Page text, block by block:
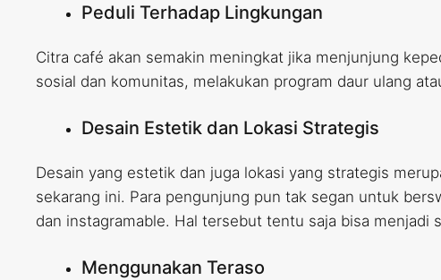
Peduli Terhadap Lingkungan
Citra café akan semakin meningkat jika menjunjung
sosial dan komunitas, melakukan program daur ulang
Desain Estetik dan Lokasi Strategis
Desain yang estetik dan juga lokasi yang strategis
sekarang ini. Para pengunjung pun tak segan untuk
dan instagramable. Hal tersebut tentu saja bisa menjadi
Menggunakan Teraso